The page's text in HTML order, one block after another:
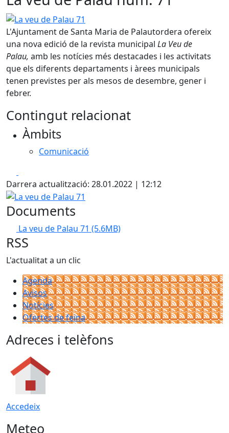
La veu de Palau 71
L'Ajuntament de Santa Maria de Palautordera ofereix
una nova edició de la revista municipal La Veu de
Palau, amb les notícies més destacades i les activitats
que els diferents departaments i àrees municipals
tenen previstes per als mesos de desembre, gener i
febrer.
Contingut relacionat
Àmbits
Comunicació
Darrera actualització: 28.01.2022 | 12:12
La veu de Palau 71
Documents
La veu de Palau 71 (5.6MB)
RSS
L'actualitat a un clic
Agenda
Avisos
Notícies
Ofertes de feina
Adreces i telèfons
Accedeix
Meteo